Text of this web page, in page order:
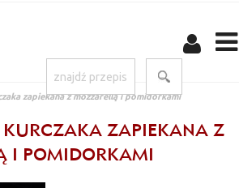
zapiekana z mozzarellą i pomidorkami
KURCZAKA ZAPIEKANA Z
I POMIDORKAMI